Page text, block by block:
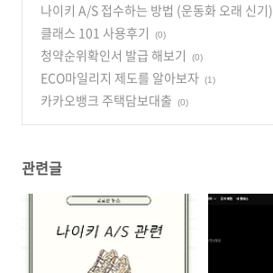
나이키 A/S 접수하는 방법 (운동화 오래 신기)
클래스 101 사용후기 (0)
청약순위확인서 발급 해보기 (0)
ECO마일리지 제도를 알아보자 (1)
카카오뱅크 주택담보대출 (0)
관련글